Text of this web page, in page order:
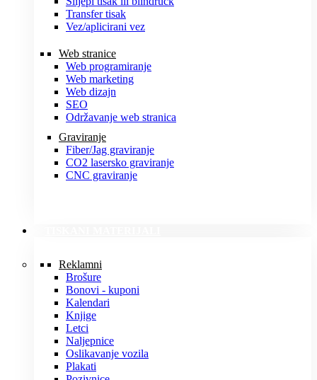
Transfer tisak
Vez/aplicirani vez
Web stranice
Web programiranje
Web marketing
Web dizajn
SEO
Održavanje web stranica
Graviranje
Fiber/Jag graviranje
CO2 lasersko graviranje
CNC graviranje
Reklamni
Brošure
Bonovi - kuponi
Kalendari
Knjige
Letci
Naljepnice
Oslikavanje vozila
Plakati